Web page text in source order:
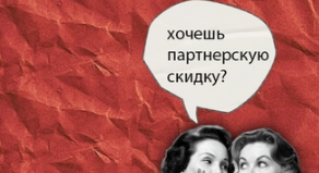
Фильтры
По вашему запросу ничего не найдено